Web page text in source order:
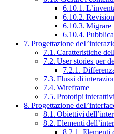
6.10.1.
6.10.2.
6.10.3. Migrare
6.10.4.
7. Progettazione
7.1. Caratteristiche
7.2. User stories per
7.2.1.
7.3. Flussi di
7.4. Wireframe
7.5. Prototipi interattivi
8. Progettazione
8.1. Obiettivi
8.2. Elementi
8.2.1. Elementi